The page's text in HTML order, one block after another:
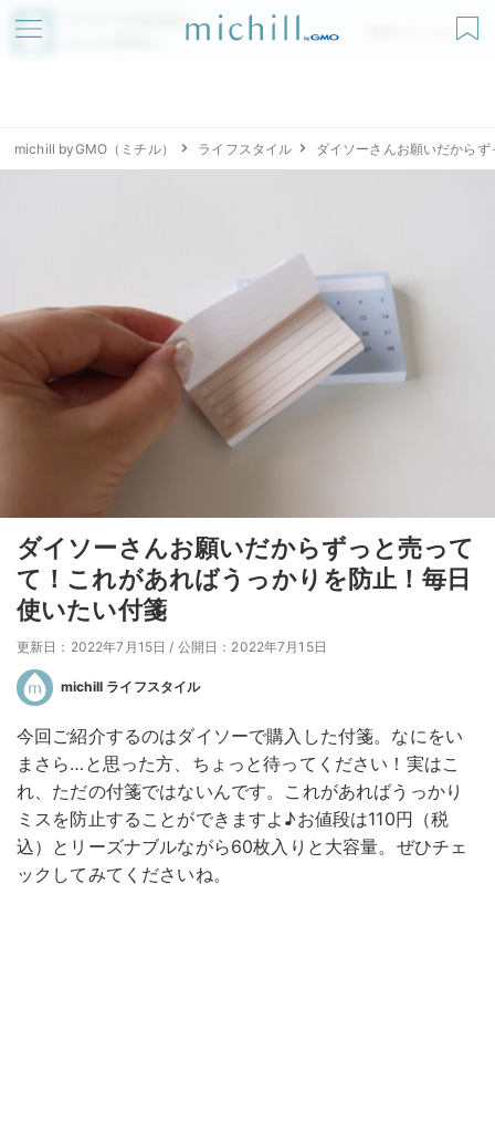
アプリでmichillが
無料ダウンロード
michill byGMO（ミチル） ライフスタイル ダイソーさんお願いだから
ダイソーさんお願いだからずっと売って
て！これがあればうっかりを防止！毎日
使いたい付箋
更新日：2022年7月15日 / 公開日：2022年7月15日
michill ライフスタイル
今回ご紹介するのはダイソーで購入した付箋。なにをい
まさら…と思った方、ちょっと待ってください！実はこ
れ、ただの付箋ではないんです。これがあればうっかり
ミスを防止することができますよ♪お値段は110円（税
込）とリーズナブルながら60枚入りと大容量。ぜひチェ
ックしてみてくださいね。